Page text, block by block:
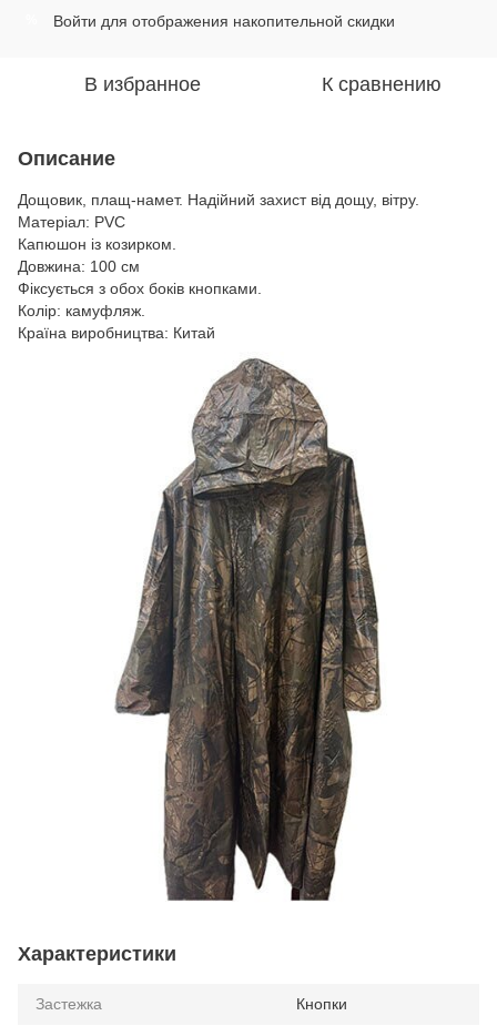
Войти для отображения накопительной скидки
В избранное К сравнению
Описание
Дощовик, плащ-намет. Надійний захист від дощу, вітру.
Матеріал: PVC
Капюшон із козирком.
Довжина: 100 см
Фіксується з обох боків кнопками.
Колір: камуфляж.
Країна виробництва: Китай
Характеристики
Застежка Кнопки